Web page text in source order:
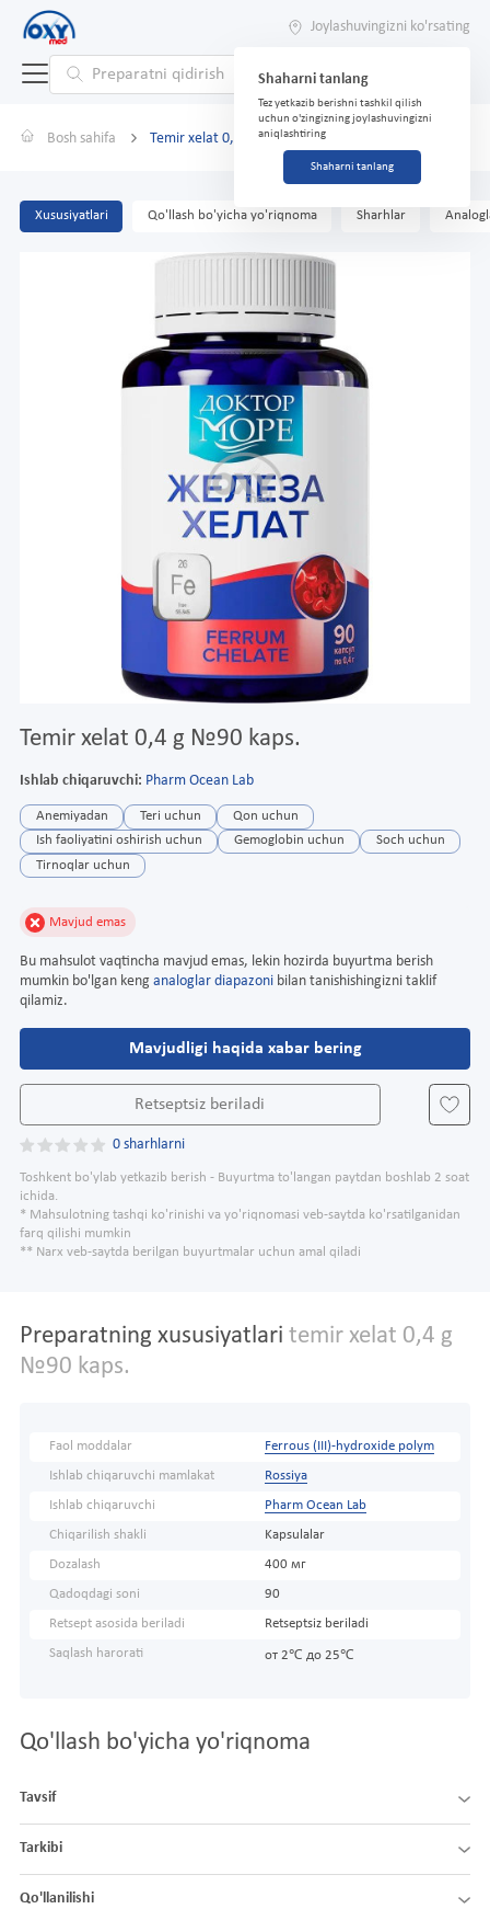
Joylashuvingizni ko'rsating
Shaharni tanlang
Tez yetkazib berishni tashkil qilish
uchun o'zingizning joylashuvingizni
aniqlashtiring
Shaharni tanlang
Bosh sahifa Temir xelat 0,4 g №90 kaps.
Xususiyatlari Qo'llash bo'yicha yo'riqnoma Sharhlar
Temir xelat 0,4 g №90 kaps.
Ishlab chiqaruvchi: Pharm Ocean Lab
Anemiyadan Teri uchun
Qon uchun
Ish faoliyatini oshirish uchun
Gemoglobin uchun
Soch uchun
Tirnoqlar uchun
Mavjud emas
Bu mahsulot vaqtincha mavjud emas, lekin hozirda buyurtma berish
mumkin bo'lgan keng analoglar diapazoni bilan tanishishingizni taklif
qilamiz.
Mavjudligi haqida xabar bering
Retseptsiz beriladi
0 sharhlarni
Toshkent bo'ylab yetkazib berish - Buyurtma to'langan paytdan boshlab 2 soat
ichida.
* Mahsulotning tashqi ko'rinishi va yo'riqnomasi veb-saytda ko'rsatilganidan
farq qilishi mumkin
** Narx veb-saytda berilgan buyurtmalar uchun amal qiladi
Preparatning xususiyatlari temir xelat 0,4 g
№90 kaps.
Faol moddalar Ferrous (III)-hydroxide polym
Ishlab chiqaruvchi mamlakat Rossiya
Ishlab chiqaruvchi Pharm Ocean Lab
Chiqarilish shakli Kapsulalar
Dozalash 400 мг
Qadoqdagi soni 90
Retsept asosida beriladi Retseptsiz beriladi
Saqlash harorati от 2℃ до 25℃
Qo'llash bo'yicha yo'riqnoma
Tavsif
Tarkibi
Qo'llanilishi